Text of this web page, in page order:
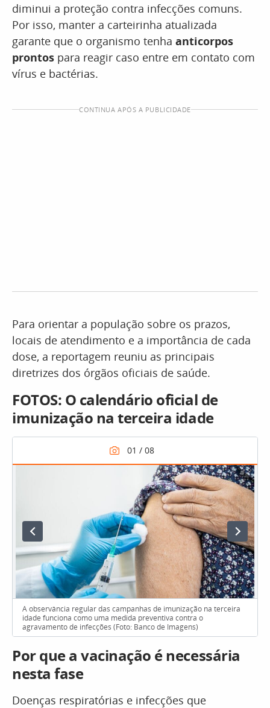
diminui a proteção contra infecções comuns.
Por isso, manter a carteirinha atualizada
garante que o organismo tenha anticorpos
prontos para reagir caso entre em contato com
vírus e bactérias.
CONTINUA APÓS A PUBLICIDADE
Para orientar a população sobre os prazos,
locais de atendimento e a importância de cada
dose, a reportagem reuniu as principais
diretrizes dos órgãos oficiais de saúde.
FOTOS: O calendário oficial de
imunização na terceira idade
A observância regular das campanhas de imunização na terceira
idade funciona como uma medida preventiva contra o
agravamento de infecções (Foto: Banco de Imagens)
Por que a vacinação é necessária
nesta fase
Doenças respiratórias e infecções que